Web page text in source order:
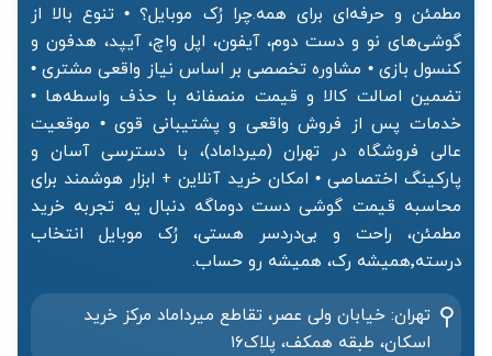
مطمئن و حرفه‌ای برای همه.چرا رُک موبایل؟ • تنوع بالا از
گوشی‌های نو و دست دوم، آیفون، اپل واچ، آیپد، هدفون و
کنسول بازی • مشاوره تخصصی بر اساس نیاز واقعی مشتری •
تضمین اصالت کالا و قیمت منصفانه با حذف واسطه‌ها •
خدمات پس از فروش واقعی و پشتیبانی قوی • موقعیت
عالی فروشگاه در تهران (میرداماد)، با دسترسی آسان و
پارکینگ اختصاصی • امکان خرید آنلاین + ابزار هوشمند برای
محاسبه قیمت گوشی دست دوماگه دنبال یه تجربه خرید
مطمئن، راحت و بی‌دردسر هستی، رُک موبایل انتخاب
درسته٬همیشه رک، همیشه رو حساب.
تهران: خیابان ولی عصر، تقاطع میرداماد مرکز خرید‌
اسکان، طبقه همکف، پلاک۱۶